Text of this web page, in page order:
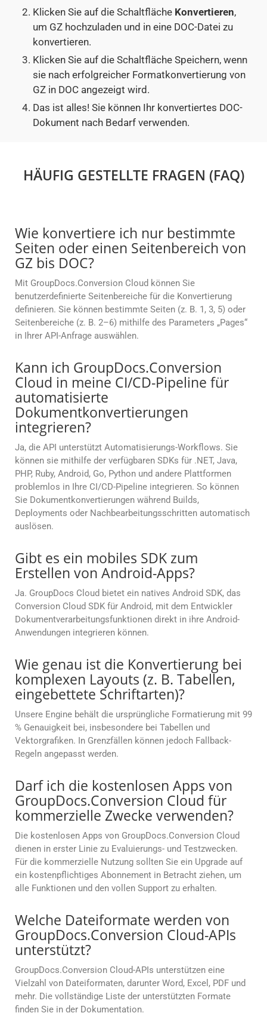
Klicken Sie auf die Schaltfläche Konvertieren,
um GZ hochzuladen und in eine DOC-Datei zu
konvertieren.
Klicken Sie auf die Schaltfläche Speichern, wenn
sie nach erfolgreicher Formatkonvertierung von
GZ in DOC angezeigt wird.
Das ist alles! Sie können Ihr konvertiertes DOC-
Dokument nach Bedarf verwenden.
HÄUFIG GESTELLTE FRAGEN (FAQ)
Wie konvertiere ich nur bestimmte
Seiten oder einen Seitenbereich von
GZ bis DOC?
Mit GroupDocs.Conversion Cloud können Sie
benutzerdefinierte Seitenbereiche für die Konvertierung
definieren. Sie können bestimmte Seiten (z. B. 1, 3, 5) oder
Seitenbereiche (z. B. 2–6) mithilfe des Parameters „Pages“
in Ihrer API-Anfrage auswählen.
Kann ich GroupDocs.Conversion
Cloud in meine CI/CD-Pipeline für
automatisierte
Dokumentkonvertierungen
integrieren?
Ja, die API unterstützt Automatisierungs-Workflows. Sie
können sie mithilfe der verfügbaren SDKs für .NET, Java,
PHP, Ruby, Android, Go, Python und andere Plattformen
problemlos in Ihre CI/CD-Pipeline integrieren. So können
Sie Dokumentkonvertierungen während Builds,
Deployments oder Nachbearbeitungsschritten automatisch
auslösen.
Gibt es ein mobiles SDK zum
Erstellen von Android-Apps?
Ja. GroupDocs Cloud bietet ein natives Android SDK, das
Conversion Cloud SDK für Android, mit dem Entwickler
Dokumentverarbeitungsfunktionen direkt in ihre Android-
Anwendungen integrieren können.
Wie genau ist die Konvertierung bei
komplexen Layouts (z. B. Tabellen,
eingebettete Schriftarten)?
Unsere Engine behält die ursprüngliche Formatierung mit 99
% Genauigkeit bei, insbesondere bei Tabellen und
Vektorgrafiken. In Grenzfällen können jedoch Fallback-
Regeln angepasst werden.
Darf ich die kostenlosen Apps von
GroupDocs.Conversion Cloud für
kommerzielle Zwecke verwenden?
Die kostenlosen Apps von GroupDocs.Conversion Cloud
dienen in erster Linie zu Evaluierungs- und Testzwecken.
Für die kommerzielle Nutzung sollten Sie ein Upgrade auf
ein kostenpflichtiges Abonnement in Betracht ziehen, um
alle Funktionen und den vollen Support zu erhalten.
Welche Dateiformate werden von
GroupDocs.Conversion Cloud-APIs
unterstützt?
GroupDocs.Conversion Cloud-APIs unterstützen eine
Vielzahl von Dateiformaten, darunter Word, Excel, PDF und
mehr. Die vollständige Liste der unterstützten Formate
finden Sie in der Dokumentation.